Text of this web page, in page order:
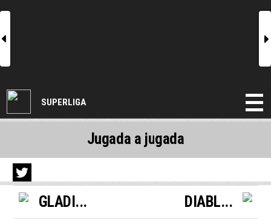
l r
SUPERLIGA
GLADI... DIABL...
Jugada a jugada